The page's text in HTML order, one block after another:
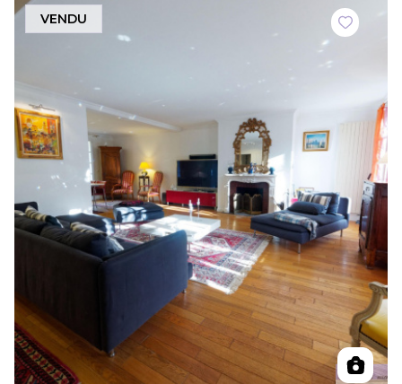
VENDU